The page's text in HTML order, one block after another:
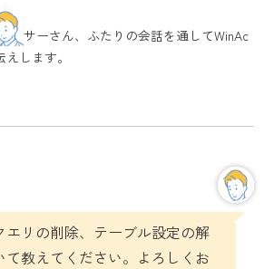
サーさん、ふたりの会話を通してWinAc
します。
エリの削除、テーブル設定の解
て教えてください。よろしくお